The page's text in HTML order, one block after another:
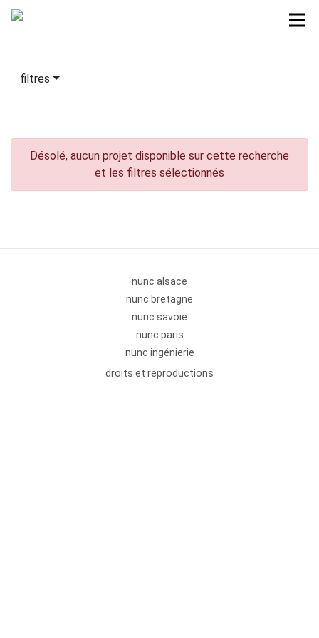
filtres
Désolé, aucun projet disponible sur cette recherche
et les filtres sélectionnés
nunc alsace
nunc bretagne
nunc savoie
nunc paris
nunc ingénierie
droits et reproductions